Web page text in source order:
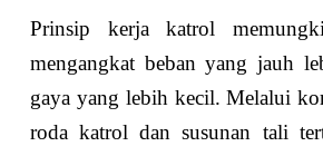
Prinsip kerja katrol
mengangkat beban yang jauh
gaya yang lebih kecil. Melalui
roda katrol dan susunan tali